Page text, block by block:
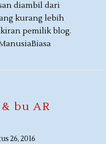
diambil dari
kurang lebih
pemilik blog.
bu AR
26, 2016